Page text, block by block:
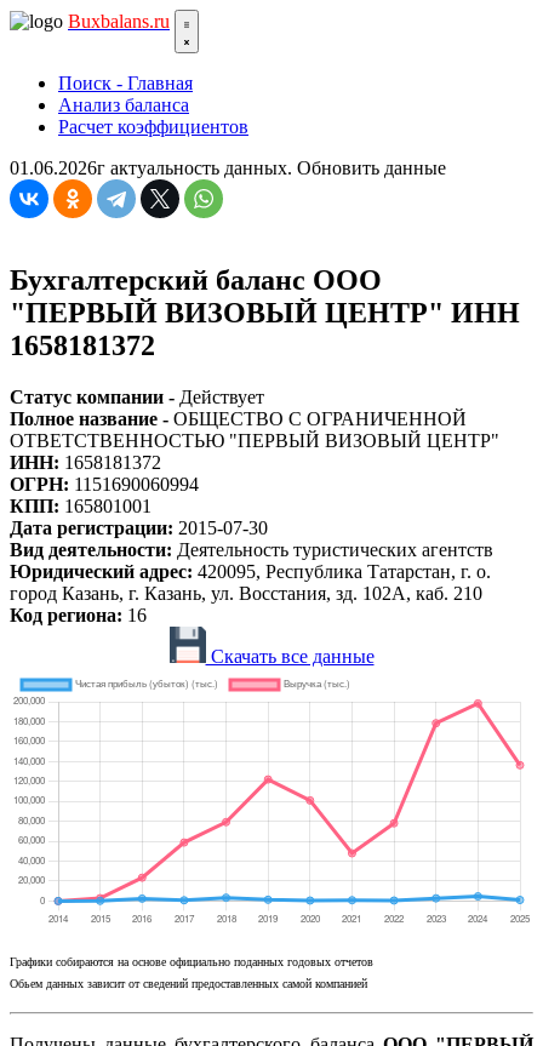
Buxbalans.ru
Поиск - Главная
Анализ баланса
Расчет коэффициентов
01.06.2026г актуальность данных. Обновить данные
Бухгалтерский баланс ООО
"ПЕРВЫЙ ВИЗОВЫЙ ЦЕНТР" ИНН
1658181372
Статус компании - Действует
Полное название - ОБЩЕСТВО С ОГРАНИЧЕННОЙ
ОТВЕТСТВЕННОСТЬЮ "ПЕРВЫЙ ВИЗОВЫЙ ЦЕНТР"
ИНН: 1658181372
ОГРН: 1151690060994
КПП: 165801001
Дата регистрации: 2015-07-30
Вид деятельности: Деятельность туристических агентств
Юридический адрес: 420095, Республика Татарстан, г. о.
город Казань, г. Казань, ул. Восстания, зд. 102А, каб. 210
Код региона: 16
Скачать все данные
Графики собираются на основе официально поданных годовых отчетов
Обьем данных зависит от сведений предоставленных самой компанией